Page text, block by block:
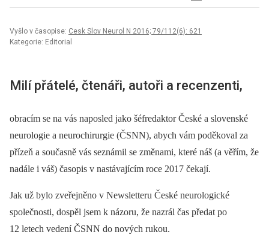
Vyšlo v časopise: Cesk Slov Neurol N 2016; 79/112(6): 621
Kategorie: Editorial
Milí přátelé, čtenáři, autoři a recenzenti,
obracím se na vás naposled jako šéfredaktor České a slovenské
neurologie a neurochirurgie (ČSNN), abych vám poděkoval za
přízeň a současně vás seznámil se změnami, které náš (a věřím, že
nadále i váš) časopis v nastávajícím roce 2017 čekají.
Jak už bylo zveřejněno v Newsletteru České neurologické
společnosti, dospěl jsem k názoru, že nazrál čas předat po
12 letech vedení ČSNN do nových rukou.